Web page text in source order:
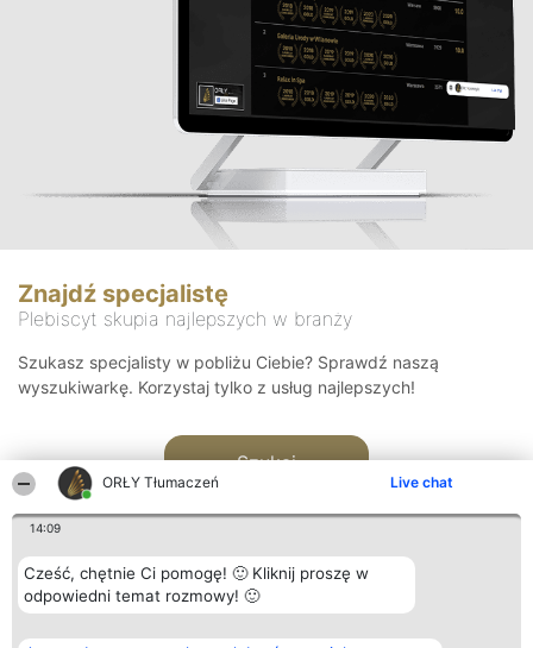
ORŁY Tłumaczeń Live chat
14:09
Cześć, chętnie Ci pomogę! 🙂 Kliknij proszę w
odpowiedni temat rozmowy! 🙂
Znajdź specjalistę
Plebiscyt skupia najlepszych w branży
Szukasz specjalisty w pobliżu Ciebie? Sprawdź naszą
wyszukiwarkę. Korzystaj tylko z usług najlepszych!
Szukaj
Organizator plebiscytu Plebiscyt Kontakt